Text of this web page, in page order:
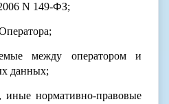
N 149-ФЗ;
между оператором и
данных;
иные нормативно-правовые